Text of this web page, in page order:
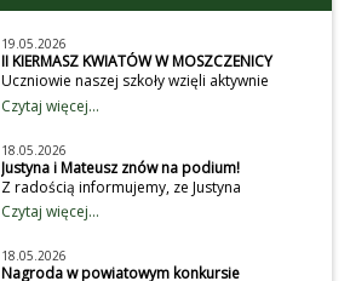
19.05.2026
II KIERMASZ KWIATÓW W MOSZCZENICY
Uczniowie naszej szkoły wzięli aktywnie
udział obchodach II Gminnego Kiermaszu
Kwiatów. Wystawili przedstawienie dla
temat dbania o środowisko. Wiecej
na:https://ug.moszczenica.eu/article/2047/ii-
gminny-kiermasz-roslin-w-moszczenicy-
przyciagnal-milosnikow-zielenifot: ug
Czytaj więcej...
18.05.2026
Justyna i Mateusz znów na podium!
Z radością informujemy, ze Justyna
Kaźmierczak i Matusz Kaźmierczak
potwierdzili swoje umiejętności
nasza pasja. Mateusz uzyskał tytuł Laureata,
Czytaj więcej...
18.05.2026
Nagroda w powiatowym konkursie